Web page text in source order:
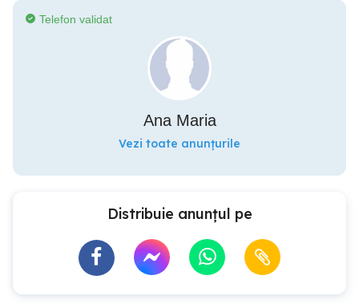
Telefon validat
Ana Maria
Vezi toate anunțurile
Distribuie anunțul pe